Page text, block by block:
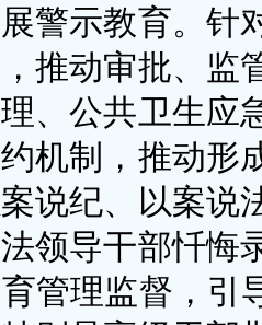
警示教育。针
推动审批、监
、公共卫生应
机制，推动形
说纪、以案说
领导干部忏悔
管理监督，引